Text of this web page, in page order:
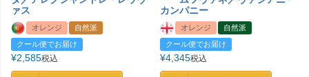
ァス
オレンジ
自然派
クール便でお届け
¥2,585税込
カンパニー
オレンジ
自然派
クール便でお届け
¥4,345税込